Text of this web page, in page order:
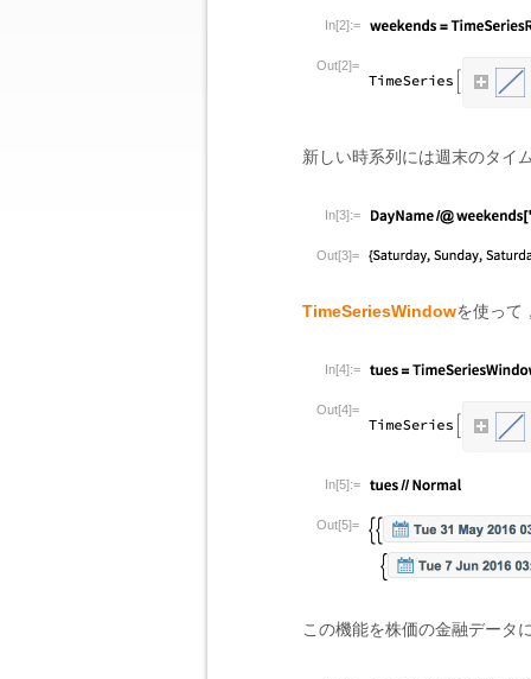
In[2]:=
Out[2]=
新しい時系列には週末のタイ
In[3]:=
Out[3]=
TimeSeriesWindowを使って
In[4]:=
Out[4]=
In[5]:=
Out[5]=
この機能を株価の金融データ